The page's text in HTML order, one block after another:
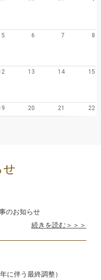
5 6 7 8
13 14 15
20 21 22
せ
のお知らせ
続きを読む＞＞＞
に伴う最終調整）